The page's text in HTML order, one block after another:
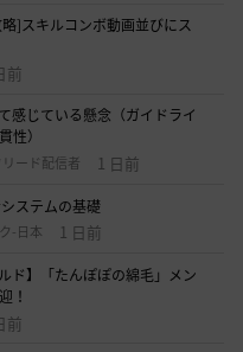
]スキルコンボ動画並びにス
前
感じている懸念（ガイドライ
性）
ード配信者 1 日前
ステムの基礎
-日本 1 日前
ド】「たんぽぽの綿毛」メン
！
前